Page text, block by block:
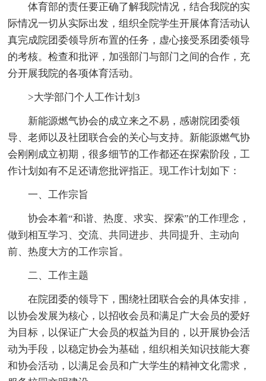
体育部的责任要正确了解我院情况，结合我院的实
际情况一切从实际出发，组织全院学生开展体育活动认
真完成院团委领导所布置的任务，虚心接受系团委领导
的考核。检查和批评，加强部门与部门之间的合作，充
分开展我院的各项体育活动。
>大学部门个人工作计划3
新能源燃气协会的成立来之不易，感谢院团委领
导、老师以及社团联合会的关心与支持。新能源燃气协
会刚刚成立初期，很多细节的工作都还在探索阶段，工
作计划如有不足还请您批评指正。现工作计划如下：
一、工作宗旨
协会本着“和谐、热度、求实、探索”的工作理念，
做到相互学习、交流、共同进步、共同提升、主动向
前、热度大方的工作宗旨。
二、工作主题
在院团委的领导下，围绕社团联合会的具体安排，
以协会发展为核心，以招收会员和满足广大会员的爱好
为目标，以保证广大会员的权益为目的，以开展协会活
动为手段，以稳定协会为基础，组织相关知识技能大赛
和协会活动，以满足会员和广大学生的精神文化需求，